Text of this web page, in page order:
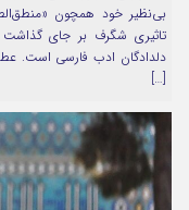
مرا به خاطر بسپار
Forget Password
بی‌نظیر خود همچون
تاثیری شگرف بر جای گذاشت
دلدادگان ادب فارسی است.
[…]